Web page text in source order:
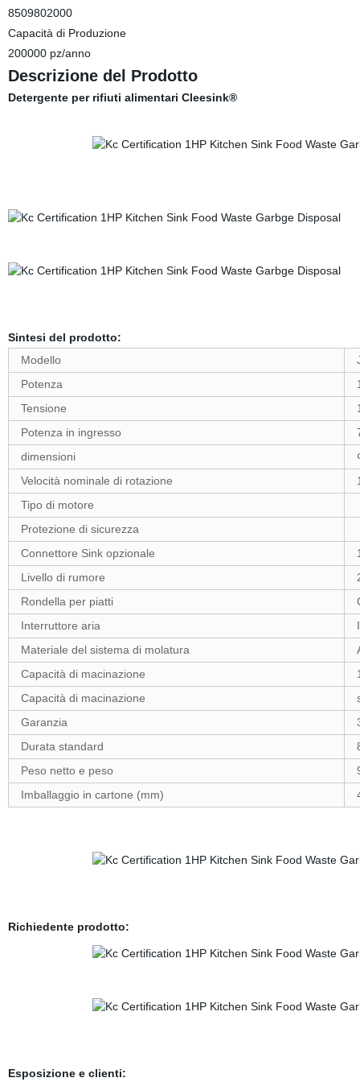
8509802000
Capacità di Produzione
200000 pz/anno
Descrizione del Prodotto
Detergente per rifiuti alimentari Cleesink®
Sintesi del prodotto:
Modello
Potenza
Tensione
Potenza in ingresso
dimensioni
Velocità nominale di rotazione
Tipo di motore
Protezione di sicurezza
Connettore Sink opzionale
Livello di rumore
Rondella per piatti
Interruttore aria
Materiale del sistema di molatura
Capacità di macinazione
Capacità di macinazione
Garanzia
Durata standard
Peso netto e peso
Imballaggio in cartone (mm)
Richiedente prodotto:
Esposizione e clienti: